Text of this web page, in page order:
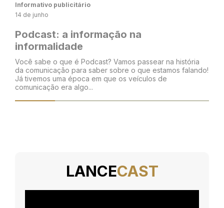
Informativo publicitário
14 de junho
Podcast: a informação na
informalidade
Você sabe o que é Podcast? Vamos passear na história
da comunicação para saber sobre o que estamos falando!
Já tivemos uma época em que os veículos de
comunicação era algo...
LANCECAST